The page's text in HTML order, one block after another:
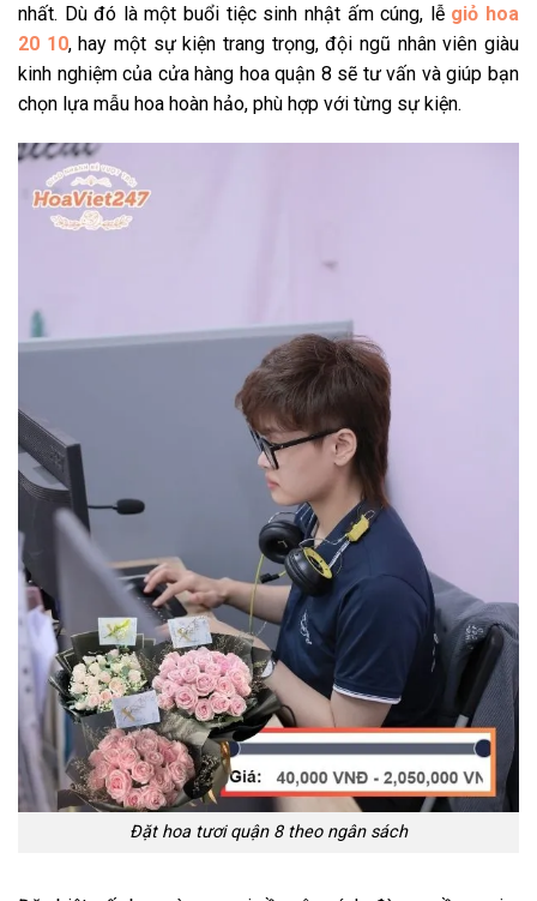
nhất. Dù đó là một buổi tiệc sinh nhật ấm cúng, lễ giỏ hoa
20 10, hay một sự kiện trang trọng, đội ngũ nhân viên giàu
kinh nghiệm của cửa hàng hoa quận 8 sẽ tư vấn và giúp bạn
chọn lựa mẫu hoa hoàn hảo, phù hợp với từng sự kiện.
Đặt hoa tươi quận 8 theo ngân sách